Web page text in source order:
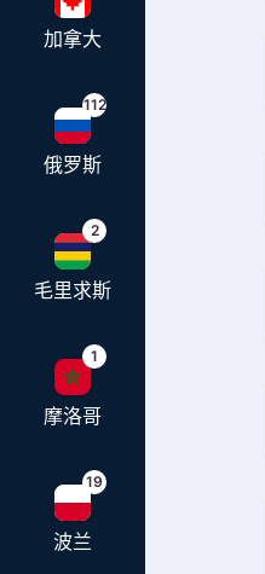
加拿大
112
俄罗斯
2
毛里求斯
1
摩洛哥
19
波兰